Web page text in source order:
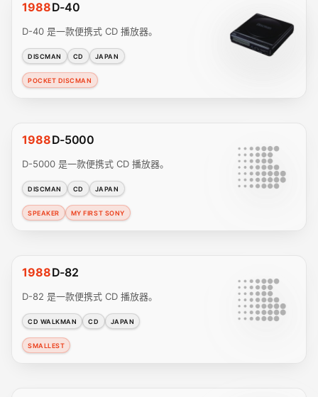
1988D-40
D-40 是一款便携式 CD 播放器。
DISCMAN CD JAPAN
POCKET DISCMAN
1988D-5000
D-5000 是一款便携式 CD 播放器。
DISCMAN CD JAPAN
SPEAKER MY FIRST SONY
1988D-82
D-82 是一款便携式 CD 播放器。
CD WALKMAN CD JAPAN
SMALLEST